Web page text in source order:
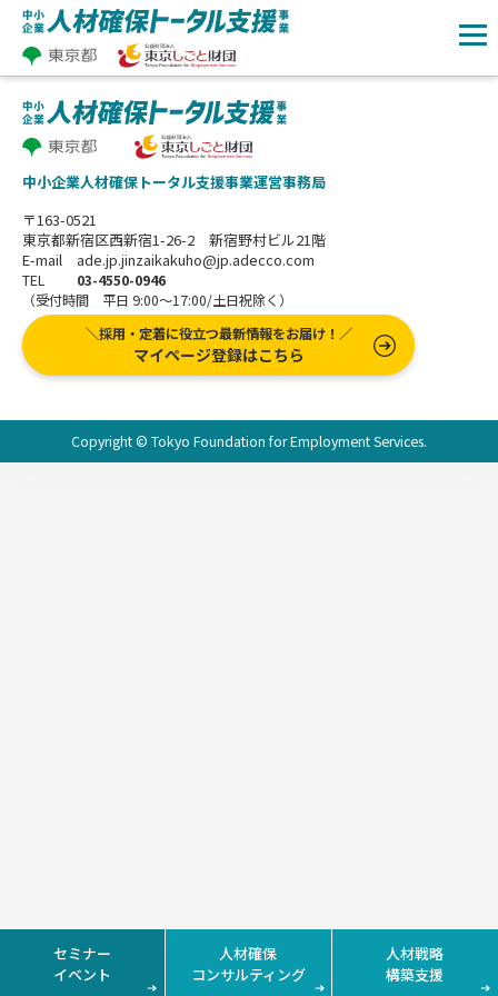
中小企業人材確保トータル支援事業運営事務局
〒163-0521
東京都新宿区西新宿1-26-2 新宿野村ビル21階
E-mail ade.jp.jinzaikakuho@jp.adecco.com
TEL
03-4550-0946
（受付時間 平日 9:00～17:00/土日祝除く）
＼採用・定着に役立つ最新情報をお届け！／
マイページ登録はこちら
Copyright © Tokyo Foundation for Employment Services.
セミナー
イベント
人材確保
コンサルティング
人材戦略
構築支援